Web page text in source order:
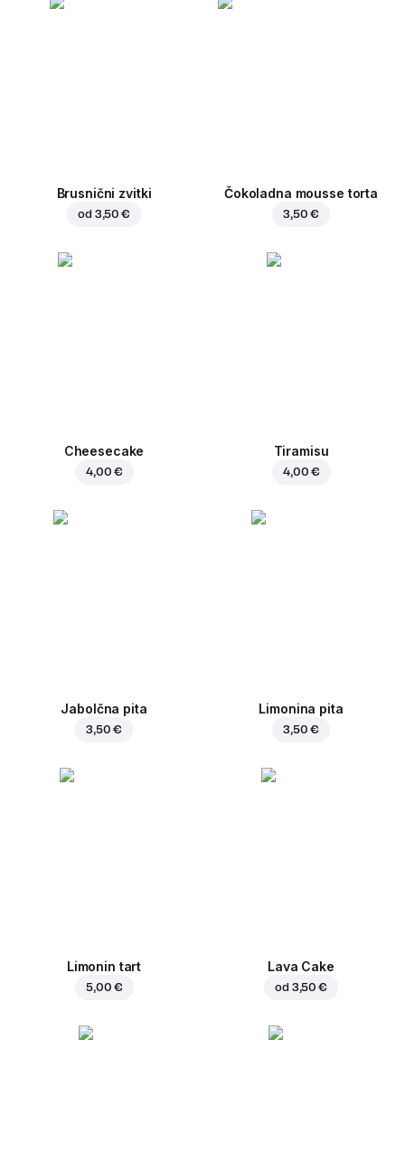
Brusnični zvitki
od 3,50 €
Čokoladna mousse torta
3,50 €
Cheesecake
4,00 €
Tiramisu
4,00 €
Jabolčna pita
3,50 €
Limonina pita
3,50 €
Limonin tart
5,00 €
Lava Cake
od 3,50 €